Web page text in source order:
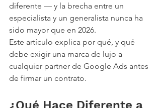
diferente — y la brecha entre un
especialista y un generalista nunca ha
sido mayor que en 2026.
Este artículo explica por qué, y qué
debe exigir una marca de lujo a
cualquier partner de Google Ads antes
de firmar un contrato.
¿Qué Hace Diferente a